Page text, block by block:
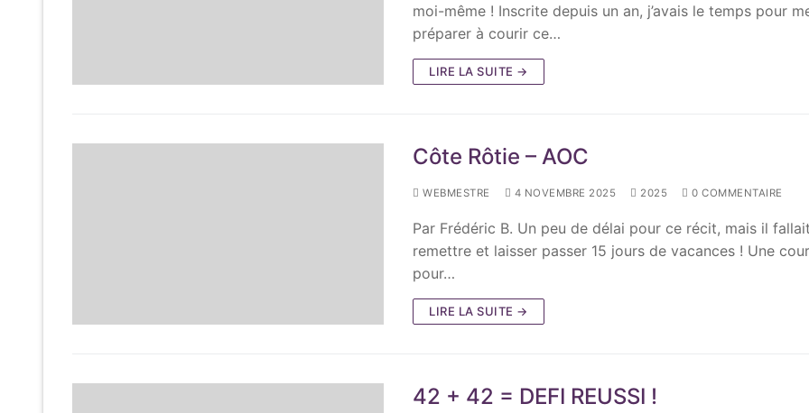
moi-même ! Inscrite depuis un an, j’avais le temps pour
préparer à courir ce…
LIRE LA SUITE →
Côte Rôtie – AOC
WEBMESTRE 4 NOVEMBRE 2025 2025 0 COMMENTAIRE
Par Frédéric B. Un peu de délai pour ce récit, mais il fallait
remettre et laisser passer 15 jours de vacances ! Une
pour…
LIRE LA SUITE →
42 + 42 = DEFI REUSSI !